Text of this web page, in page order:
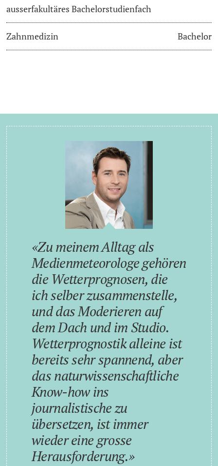
ausserfakultäres Bachelorstudienfach
Zahnmedizin Bachelor
Zu meinem Alltag als
Medienmeteorologe gehören
die Wetterprognosen, die
ich selber zusammenstelle,
und das Moderieren auf
dem Dach und im Studio.
Wetterprognostik alleine ist
bereits sehr spannend, aber
das naturwissenschaftliche
Know-how ins
journalistische zu
übersetzen, ist immer
wieder eine grosse
Herausforderung.